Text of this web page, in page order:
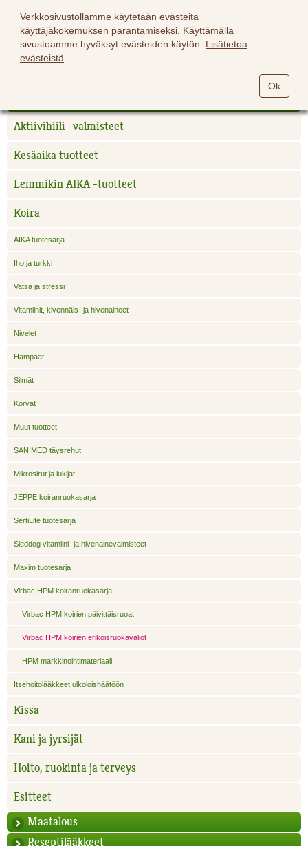
Verkkosivustollamme käytetään evästeitä
käyttäjäkokemuksen parantamiseksi. Käyttämällä
sivustoamme hyväksyt evästeiden käytön. Lisätietoa
evästeistä
Ok
Aktiivihiili -valmisteet
Kesäaika tuotteet
Lemmikin AIKA -tuotteet
Koira
AIKA tuotesarja
Iho ja turkki
Vatsa ja stressi
Vitamiinit, kivennäis- ja hivenaineet
Nivelet
Hampaat
Silmät
Korvat
Muut tuotteet
SANIMED täysrehut
Mikrosirut ja lukijat
JEPPE koiranruokasarja
SertiLife tuotesarja
Sleddog vitamiini- ja hivenainevalmisteet
Maxim tuotesarja
Virbac HPM koiranruokasarja
Virbac HPM koirien päivittäisruoat
Virbac HPM koirien erikoisruokavaliot
HPM markkinointimateriaali
Itsehoitolääkkeet ulkoloishäätöön
Kissa
Kani ja jyrsijät
Hoito, ruokinta ja terveys
Esitteet
Maatalous
Reseptilääkkeet